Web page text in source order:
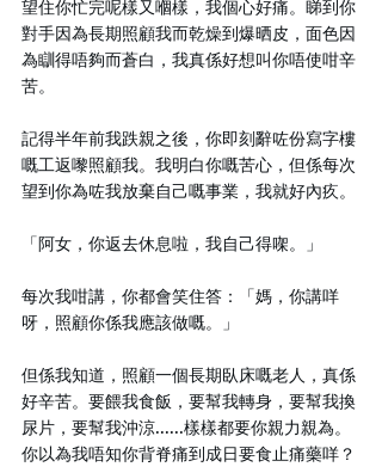
望住你忙完呢樣又嗰樣，我個心好痛。睇到你
對手因為長期照顧我而乾燥到爆晒皮，面色因
為瞓得唔夠而蒼白，我真係好想叫你唔使咁辛
苦。
記得半年前我跌親之後，你即刻辭咗份寫字樓
嘅工返嚟照顧我。我明白你嘅苦心，但係每次
望到你為咗我放棄自己嘅事業，我就好內疚。
「阿女，你返去休息啦，我自己得㗎。」
每次我咁講，你都會笑住答：「媽，你講咩
呀，照顧你係我應該做嘅。」
但係我知道，照顧一個長期臥床嘅老人，真係
好辛苦。要餵我食飯，要幫我轉身，要幫我換
尿片，要幫我沖涼......樣樣都要你親力親為。
你以為我唔知你背脊痛到成日要食止痛藥咩？